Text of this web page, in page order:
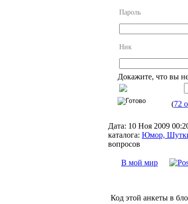
Пароль
Ник
Докажите, что вы
(72
Дата: 10 Ноя 2009
каталога: Юмор,
вопросов
В мой мир
Код этой анкеты в